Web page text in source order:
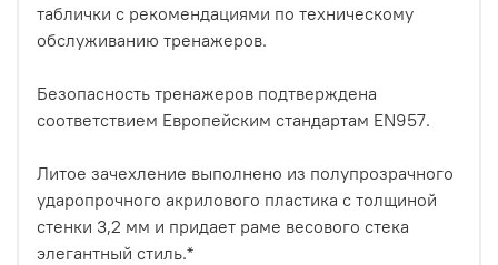
таблички с рекомендациями по техническому
обслуживанию тренажеров.
Безопасность тренажеров подтверждена
соответствием Европейским стандартам EN957.
Литое зачехление выполнено из полупрозрачного
ударопрочного акрилового пластика с толщиной
стенки 3,2 мм и придает раме весового стека
элегантный стиль.*